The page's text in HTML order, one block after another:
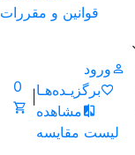
قوانین و مقررات
ورود
برگزیـده‌هـا
مشاهده
لیست مقایسه
0